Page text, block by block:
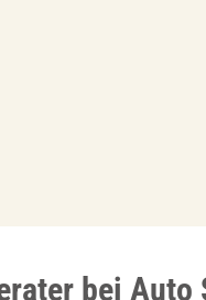
bei Auto